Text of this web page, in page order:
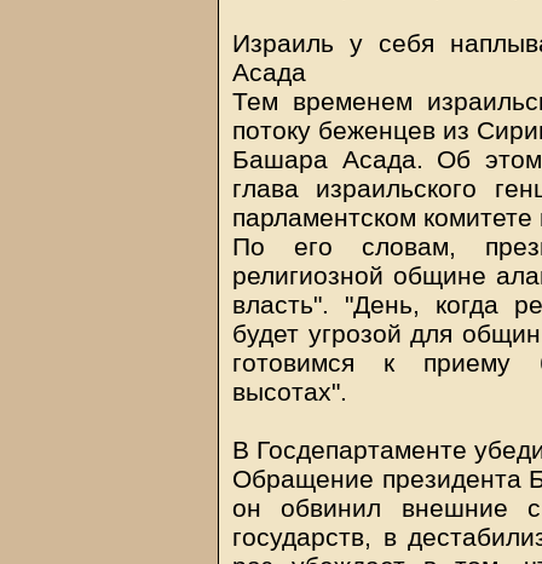
Израиль у себя
Асада
Тем временем
потоку беженцев из
Башара Асада. Об
глава израильского
парламентском
По его словам,
религиозной общине
власть". "День, когда
будет угрозой для
готовимся к приему
высотах".
В Госдепартаменте
Обращение президента
он обвинил внешние
государств, в